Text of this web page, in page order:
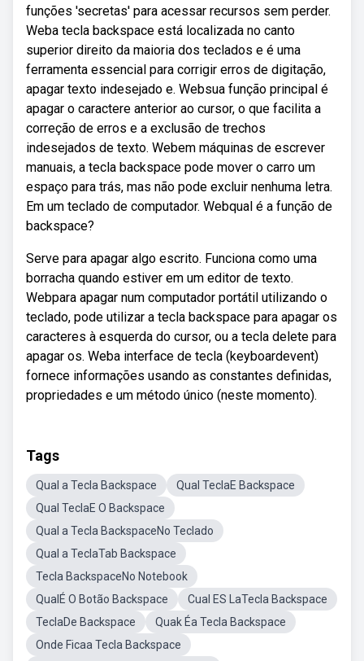
funções 'secretas' para acessar recursos sem perder.
Weba tecla backspace está localizada no canto
superior direito da maioria dos teclados e é uma
ferramenta essencial para corrigir erros de digitação,
apagar texto indesejado e. Websua função principal é
apagar o caractere anterior ao cursor, o que facilita a
correção de erros e a exclusão de trechos
indesejados de texto. Webem máquinas de escrever
manuais, a tecla backspace pode mover o carro um
espaço para trás, mas não pode excluir nenhuma letra.
Em um teclado de computador. Webqual é a função de
backspace?
Serve para apagar algo escrito. Funciona como uma
borracha quando estiver em um editor de texto.
Webpara apagar num computador portátil utilizando o
teclado, pode utilizar a tecla backspace para apagar os
caracteres à esquerda do cursor, ou a tecla delete para
apagar os. Weba interface de tecla (keyboardevent)
fornece informações usando as constantes definidas,
propriedades e um método único (neste momento).
Tags
Qual a Tecla Backspace
Qual TeclaE Backspace
Qual TeclaE O Backspace
Qual a Tecla BackspaceNo Teclado
Qual a TeclaTab Backspace
Tecla BackspaceNo Notebook
QualÉ O Botão Backspace
Cual ES LaTecla Backspace
TeclaDe Backspace
Quak Éa Tecla Backspace
Onde Ficaa Tecla Backspace